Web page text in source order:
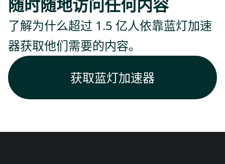
随时随地访问任何内容
了解为什么超过 1.5 亿人依靠蓝灯加速
器获取他们需要的内容。
获取蓝灯加速器